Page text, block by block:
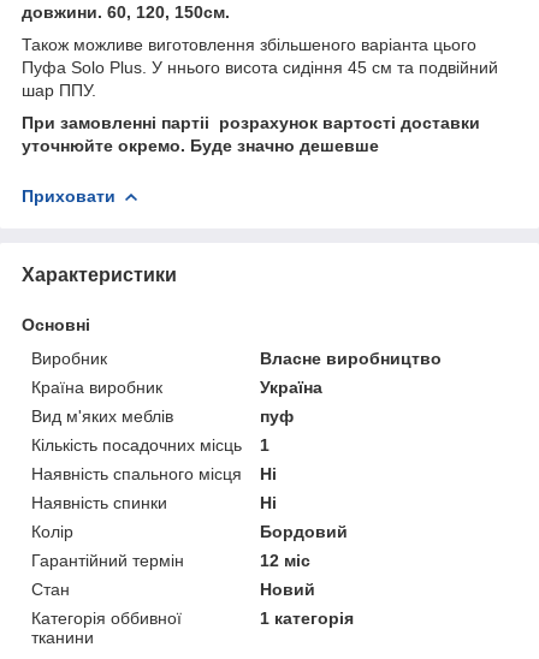
довжини. 60, 120, 150см.
Також можливе виготовлення збільшеного варіанта цього
Пуфа Solo Plus. У ннього висота сидіння 45 см та подвійний
шар ППУ.
При замовленні партіі розрахунок вартості доставки
уточнюйте окремо. Буде значно дешевше
Приховати
Характеристики
Основні
Виробник
Власне виробництво
Країна виробник
Україна
Вид м'яких меблів
пуф
Кількість посадочних місць
1
Наявність спального місця
Ні
Наявність спинки
Ні
Колір
Бордовий
Гарантійний термін
12 міс
Стан
Новий
Категорія оббивної
тканини
1 категорія